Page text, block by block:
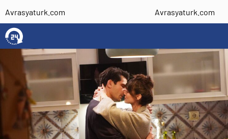
Avrasyaturk.com Avrasyaturk.com